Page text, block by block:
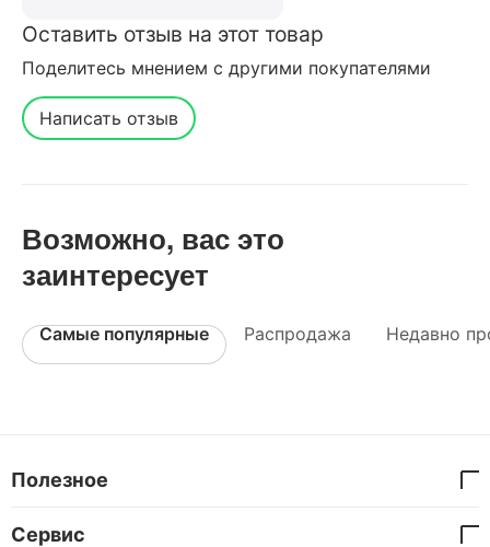
Оставить отзыв на этот товар
Поделитесь мнением с другими покупателями
Написать отзыв
Возможно, вас это
заинтересует
Самые популярные Распродажа Недавно
Полезное
Сервис